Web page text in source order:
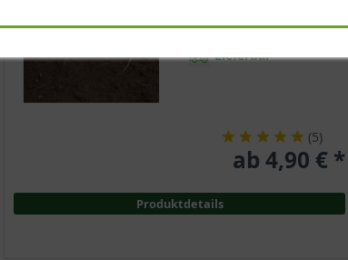
bis zu 20 cm
Lieferbar
(5)
ab 4,90 € *
Produktdetails